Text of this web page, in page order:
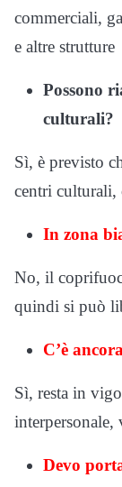
commerciali,
e altre strutture
Possono
culturali?
Sì, è previsto
centri culturali,
In zona
No, il
quindi si può
C’è
Sì, resta in
interpersonale,
Devo